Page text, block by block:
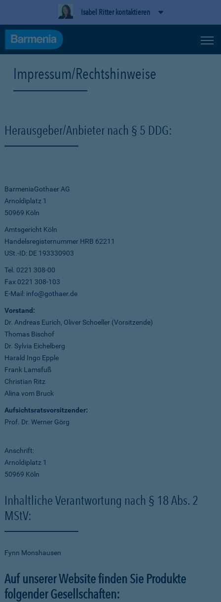
Isabel Ritter kontaktieren
Impressum/Rechtshinweise
Herausgeber/Anbieter nach § 5 DDG:
BarmeniaGothaer AG
Arnoldiplatz 1
50969 Köln
Amtsgericht Köln
Handelsregisternummer HRB 62211
USt.-ID: DE 193330903
Tel. 0221 308-00
Fax 0221 308-103
E-Mail: info@gothaer.de
Vorstand:
Dr. Andreas Eurich, Oliver Schoeller (Vorsitzende)
Thomas Bischof
Dr. Sylvia Eichelberg
Harald Ingo Epple
Frank Lamsfuß
Christian Ritz
Alina vom Bruck
Aufsichtsratsvorsitzender:
Prof. Dr. Werner Görg
Anschrift:
Arnoldiplatz 1
50969 Köln
Inhaltliche Verantwortung nach § 18 Abs. 2
MStV:
Fynn Monshausen
Auf unserer Website finden Sie Produkte
folgender Gesellschaften: